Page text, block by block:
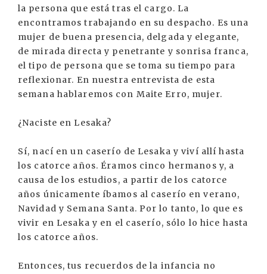
la persona que está tras el cargo. La
encontramos trabajando en su despacho. Es una
mujer de buena presencia, delgada y elegante,
de mirada directa y penetrante y sonrisa franca,
el tipo de persona que se toma su tiempo para
reflexionar. En nuestra entrevista de esta
semana hablaremos con Maite Erro, mujer.
¿Naciste en Lesaka?
Sí, nací en un caserío de Lesaka y viví allí hasta
los catorce años. Éramos cinco hermanos y, a
causa de los estudios, a partir de los catorce
años únicamente íbamos al caserío en verano,
Navidad y Semana Santa. Por lo tanto, lo que es
vivir en Lesaka y en el caserío, sólo lo hice hasta
los catorce años.
Entonces, tus recuerdos de la infancia no